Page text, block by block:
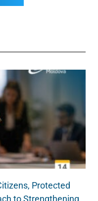
Protected
to Strengthening